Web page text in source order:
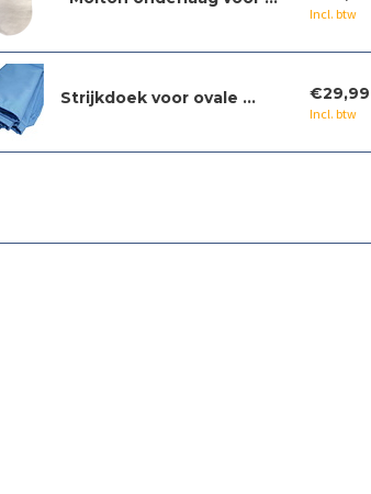
Incl. btw
Strijkdoek voor ovale ... €29,99
Incl. btw